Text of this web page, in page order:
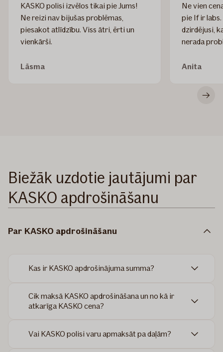
KASKO polisi izvēlos tikai pie Jums!
Ne reizi nav bijušas problēmas,
piesakot atlīdzību. Viss ātri, ērti un
vienkārši.
Lāsma
Ne vien
pie If ir
dzirdējusi,
nerada
Anita
Biežāk uzdotie jautājumi par
KASKO apdrošināšanu
Par KASKO apdrošināšanu
Kas ir KASKO apdrošinājuma summa?
Cik maksā KASKO apdrošināšana un no kā ir
atkarīga KASKO cena?
Vai KASKO polisi varu apmaksāt pa daļām?